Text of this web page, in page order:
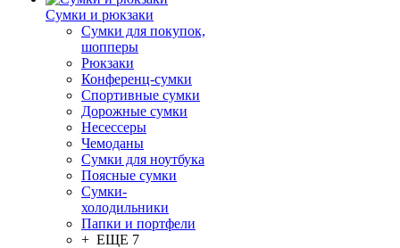
Сумки и рюкзаки
Сумки для покупок,
шопперы
Рюкзаки
Конференц-сумки
Спортивные сумки
Дорожные сумки
Несессеры
Чемоданы
Сумки для ноутбука
Поясные сумки
Сумки-
холодильники
Папки и портфели
+ ЕЩЕ 7